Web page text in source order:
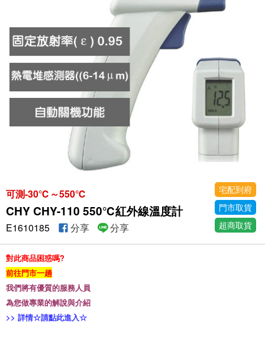
可測-30℃～550℃
CHY CHY-110 550℃紅外線溫度計
宅配到府
門市取貨
超商取貨
E1610185 分享 分享
對此商品困惑嗎?
前往門市一趟
我們將有優質的服務人員
為您做專業的解說與介紹
>> 詳情☆請點此進入☆